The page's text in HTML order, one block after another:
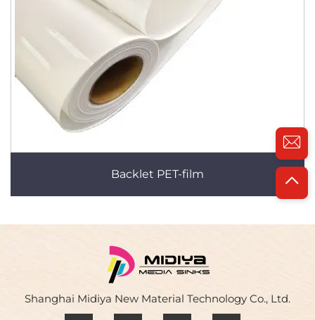
Backlet PET-film
Shanghai Midiya New Material Technology Co., Ltd.